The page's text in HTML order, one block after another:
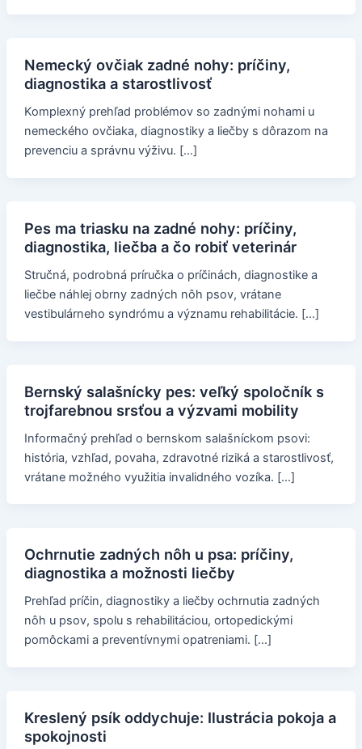
Nemecký ovčiak zadné nohy: príčiny,
diagnostika a starostlivosť
Komplexný prehľad problémov so zadnými nohami u
nemeckého ovčiaka, diagnostiky a liečby s dôrazom na
prevenciu a správnu výživu. […]
Pes ma triasku na zadné nohy: príčiny,
diagnostika, liečba a čo robiť veterinár
Stručná, podrobná príručka o príčinách, diagnostike a
liečbe náhlej obrny zadných nôh psov, vrátane
vestibulárneho syndrómu a významu rehabilitácie. […]
Bernský salašnícky pes: veľký spoločník s
trojfarebnou srsťou a výzvami mobility
Informačný prehľad o bernskom salašníckom psovi:
história, vzhľad, povaha, zdravotné riziká a starostlivosť,
vrátane možného využitia invalidného vozíka. […]
Ochrnutie zadných nôh u psa: príčiny,
diagnostika a možnosti liečby
Prehľad príčin, diagnostiky a liečby ochrnutia zadných
nôh u psov, spolu s rehabilitáciou, ortopedickými
pomôckami a preventívnymi opatreniami. […]
Kreslený psík oddychuje: Ilustrácia pokoja a
spokojnosti